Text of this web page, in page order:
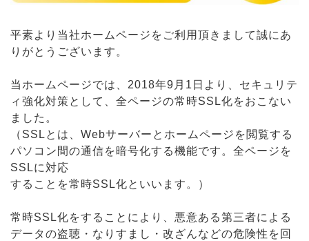
平素より当社ホームページをご利用頂きまして誠にあ
りがとうございます。
当ホームページでは、2018年9月1日より、セキュリテ
ィ強化対策として、全ページの常時SSL化をおこない
ました。
（SSLとは、Webサーバーとホームページを閲覧する
パソコン間の通信を暗号化する機能です。全ページを
SSLに対応
することを常時SSL化といいます。）
常時SSL化をすることにより、悪意ある第三者による
データの盗聴・なりすまし・改ざんなどの危険性を回